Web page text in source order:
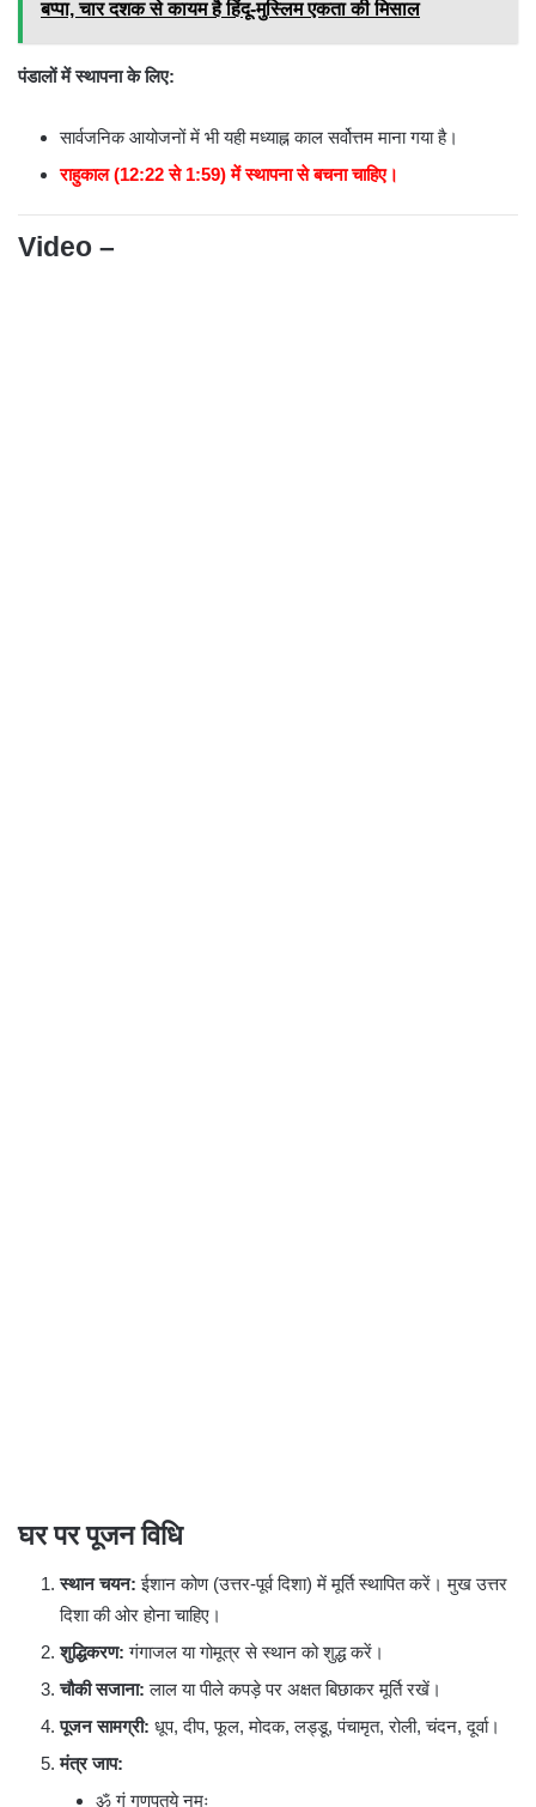
बप्पा, चार दशक से कायम है हिंदू-मुस्लिम एकता की मिसाल
पंडालों में स्थापना के लिए:
सार्वजनिक आयोजनों में भी यही मध्याह्न काल सर्वोत्तम माना गया है।
राहुकाल (12:22 से 1:59) में स्थापना से बचना चाहिए।
Video –
घर पर पूजन विधि
स्थान चयन: ईशान कोण (उत्तर-पूर्व दिशा) में मूर्ति स्थापित करें। मुख उत्तर
दिशा की ओर होना चाहिए।
शुद्धिकरण: गंगाजल या गोमूत्र से स्थान को शुद्ध करें।
चौकी सजाना: लाल या पीले कपड़े पर अक्षत बिछाकर मूर्ति रखें।
पूजन सामग्री: धूप, दीप, फूल, मोदक, लड्डू, पंचामृत, रोली, चंदन, दूर्वा।
मंत्र जाप:
ॐ गं गणपतये नमः